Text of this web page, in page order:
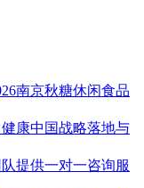
南京秋糖休闲食品
康中国战略落地与
提供一对一咨询服